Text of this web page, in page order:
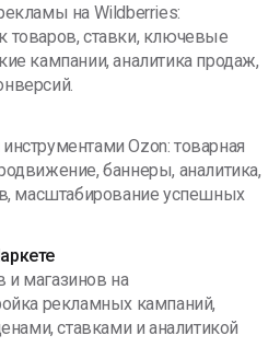
на Wildberries:
товаров, ставки, ключевые
кампании, аналитика продаж,
Ozon: товарная
баннеры, аналитика,
масштабирование успешных
магазинов на
рекламных кампаний,
ставками и аналитикой